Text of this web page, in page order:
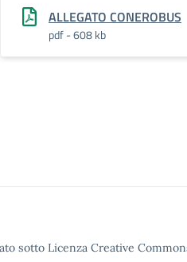
ALLEGATO CONEROBUS
pdf - 608 kb
sotto Licenza Creative